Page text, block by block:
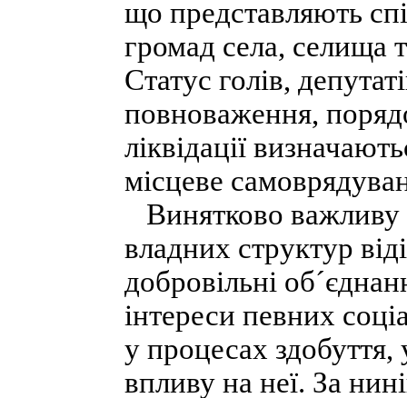
що представляють
громад села, селища
Статус голів,
повноваження,
ліквідації
місцеве
Винятково важливу
владних структур
добровільні
інтереси певних
у процесах
впливу на неї. За